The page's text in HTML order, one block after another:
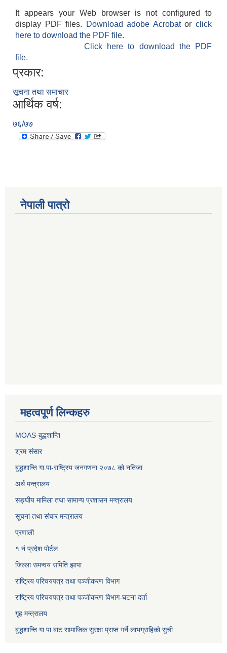
It appears your Web browser is not configured to
display PDF files.
Download adobe Acrobatorclick
here to download the PDF file.
Click here to download the PDF
file.
प्रकार:
सूचना तथा समाचार
आर्थिक वर्ष:
७६/७७
नेपाली पात्रो
महत्वपूर्ण लिन्कहरु
MOAS-बुद्धशान्ति
श्रम संसार
बुद्धशान्ति गा.पा-राष्ट्रिय जनगणना २०७८ को नतिजा
अर्थ मन्त्रालय
सङ्‍घीय मामिला तथा सामान्य प्रशासन मन्त्रालय
सूचना तथा संचार मन्त्रालय
प्रणाली
१ नं प्रदेश पोर्टल
जिल्ला समन्वय समिति झापा
राष्ट्रिय परिचयपत्र तथा पञ्जीकरण विभाग
राष्ट्रिय परिचयपत्र तथा पञ्जीकरण विभाग-घटना दर्ता
गृह मन्त्रालय
बुद्धशान्ति गा.पा.बाट सामाजिक सुरक्षा प्राप्त गर्ने लाभग्राहिको सुची